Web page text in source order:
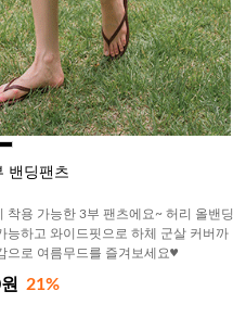
밴딩팬츠
착용 가능한 3부 팬츠에요~ 허리 올밴딩
능하고 와이드핏으로 하체 군살 커버까
으로 여름무드를 즐겨보세요♥
21%